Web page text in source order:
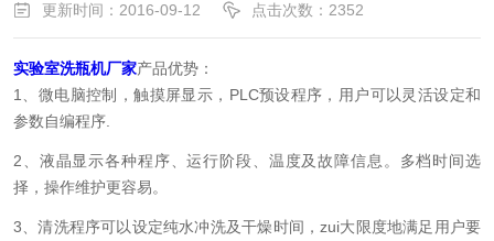
更新时间：2016-09-12 点击次数：2352
实验室洗瓶机厂家产品优势：
1、微电脑控制，触摸屏显示，PLC预设程序，用户可以灵活设定和
参数自编程序.
2、液晶显示各种程序、运行阶段、温度及故障信息。多档时间选
择，操作维护更容易。
3、清洗程序可以设定纯水冲洗及干燥时间，zui大限度地满足用户要